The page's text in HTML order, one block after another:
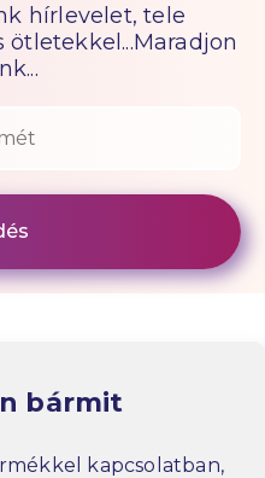
hírlevelet, tele
bármit
kapcsolatban,